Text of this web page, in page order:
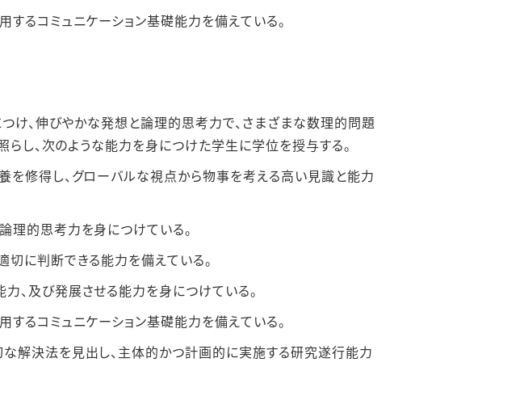
るコミュニケーション基礎能⼒を備えている。
け、伸びやかな発想と論理的思考⼒で、さまざまな数理的問題
し、次のような能⼒を⾝につけた学⽣に学位を授与する。
修得し、グローバルな視点から物事を考える⾼い⾒識と能⼒
理的思考⼒を⾝につけている。
に判断できる能⼒を備えている。
、及び発展させる能⼒を⾝につけている。
るコミュニケーション基礎能⼒を備えている。
解決法を⾒出し、主体的かつ計画的に実施する研究遂⾏能⼒